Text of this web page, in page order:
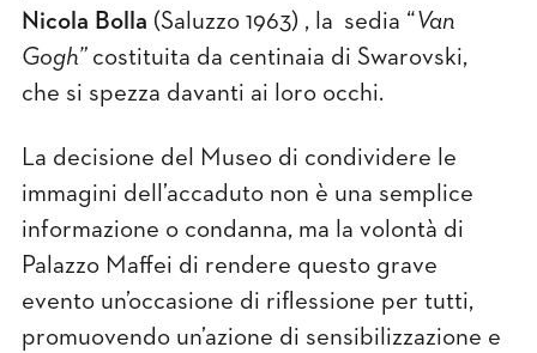
Nicola Bolla (Saluzzo 1963) , la sedia “Van
Gogh”costituita da centinaia di Swarovski,
che si spezza davanti ai loro occhi.
La decisione del Museo di condividere le
immagini dell’accaduto non è una semplice
informazione o condanna, ma la volontà di
Palazzo Maffei di rendere questo grave
evento un’occasione di riflessione per tutti,
promuovendo un’azione di sensibilizzazione e